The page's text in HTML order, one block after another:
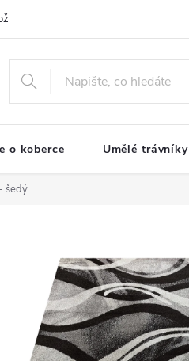
o koberce Umělé trávníky
šedý